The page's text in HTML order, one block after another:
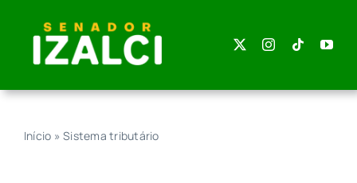
content
Início »Sistema tributário